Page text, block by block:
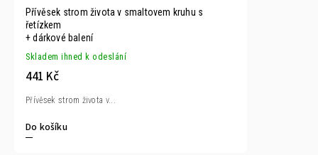
Přívěsek strom života v smaltovem kruhu s
řetízkem
+ dárkové balení
Skladem ihned k odeslání
441 Kč
Do košíku
Přívěsek strom života v...